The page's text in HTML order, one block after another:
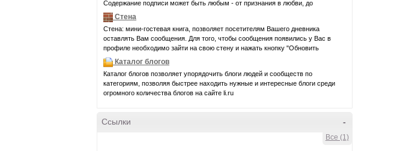
Содержание подписи может быть любым - от признания в любви, до
Стена
Стена: мини-гостевая книга, позволяет посетителям Вашего дневника
оставлять Вам сообщения. Для того, чтобы сообщения появились у Вас в
профиле необходимо зайти на свою стену и нажать кнопку "Обновить
Каталог блогов
Каталог блогов позволяет упорядочить блоги людей и сообществ по
категориям, позволяя быстрее находить нужные и интересные блоги среди
огромного количества блогов на сайте li.ru
-
Ссылки
Все (1)